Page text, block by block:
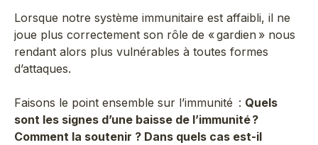
Lorsque notre système immunitaire est affaibli, il ne
joue plus correctement son rôle de « gardien » nous
rendant alors plus vulnérables à toutes formes
d’attaques.
Faisons le point ensemble sur l’immunité : Quels
sont les signes d’une baisse de l’immunité ?
Comment la soutenir ? Dans quels cas est-il